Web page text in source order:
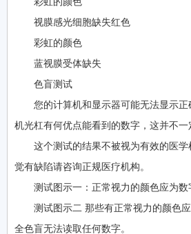
视膜感光细胞缺失红色
彩虹的颜色
蓝视膜受体缺失
色盲测试
您的计算机和显示器可能无法显示
机光杠有何优点能看到的数字，这并不
这个测试的结果不被视为有效的医
觉有缺陷请咨询正规医疗机构。
测试图示一：正常视力的颜色应为数
测试图示二 那些有正常视力的颜色
全色盲无法读取任何数字。